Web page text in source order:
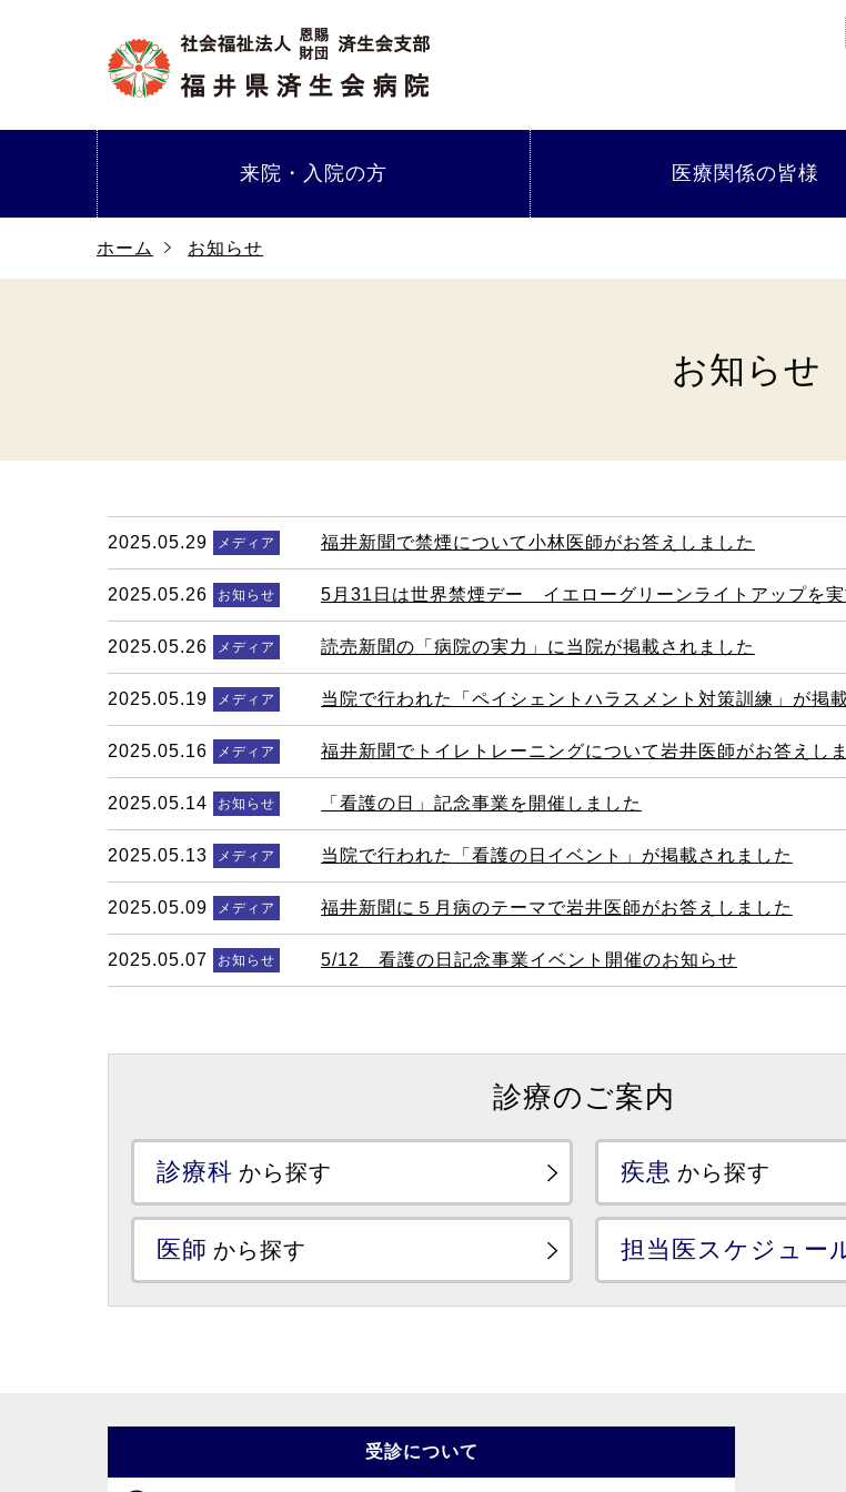
来院・ 入院の方 医療関係の皆様
ホーム お知らせ
お知らせ
2025.05.29 メディア 福井新聞で禁煙について小林医師がお答えしました
2025.05.26 お知らせ 5月31日は世界禁煙デー イエローグリーンライトアップを実
2025.05.26 メディア 読売新聞の「病院の実力」に当院が掲載されました
2025.05.19 メディア 当院で行われた「ペイシェントハラスメント対策訓練」が掲
2025.05.16 メディア 福井新聞でトイレトレーニングについて岩井医師がお答えし
2025.05.14 お知らせ 「看護の日」記念事業を開催しました
2025.05.13 メディア 当院で行われた「看護の日イベント」が掲載されました
2025.05.09 メディア 福井新聞に５月病のテーマで岩井医師がお答えしました
2025.05.07 お知らせ 5/12 看護の日記念事業イベント開催のお知らせ
診療のご案内
診療科 から探す 疾患 から探す
医師 から探す 担当医スケジュー
受診について